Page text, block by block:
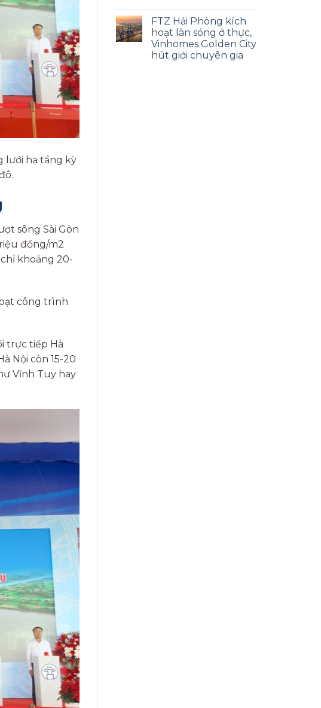
lưới hạ tầng kỳ
sông Sài Gòn
đồng/m2
khoảng 20-
công trình
trực tiếp Hà
Nội còn 15-20
Vĩnh Tuy hay
FTZ Hải Phòng kích
hoạt làn sóng ở thực,
Vinhomes Golden City
hút giới chuyên gia